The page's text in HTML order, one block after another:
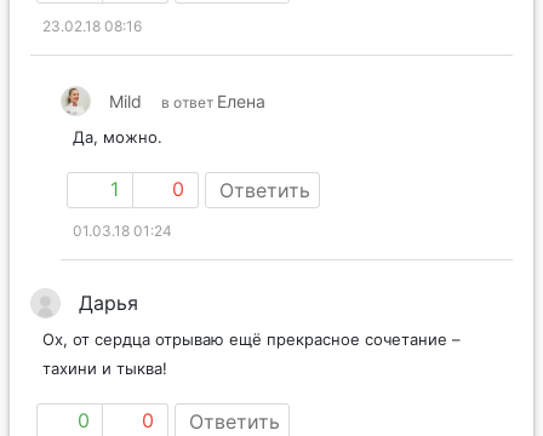
23.02.18 08:16
Mild в ответ Елена
Да, можно.
1 0 Ответить
01.03.18 01:24
Дарья
Ох, от сердца отрываю ещё прекрасное сочетание –
тахини и тыква!
0 0 Ответить